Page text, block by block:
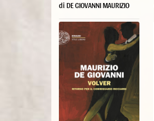
di DE GIOVANNI MAURIZIO